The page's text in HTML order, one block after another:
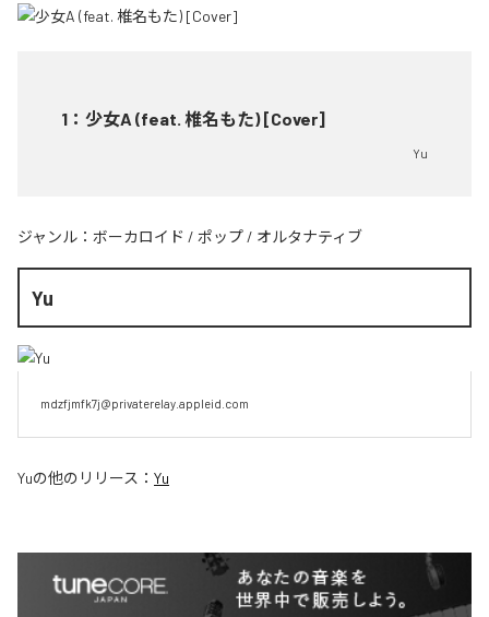
1 ： 少女A (feat. 椎名もた) [Cover]
Yu
ジャンル： ボーカロイド / ポップ / オルタナティブ
Yu
mdzfjmfk7j@privaterelay.appleid.com
Yuの他のリリース： Yu